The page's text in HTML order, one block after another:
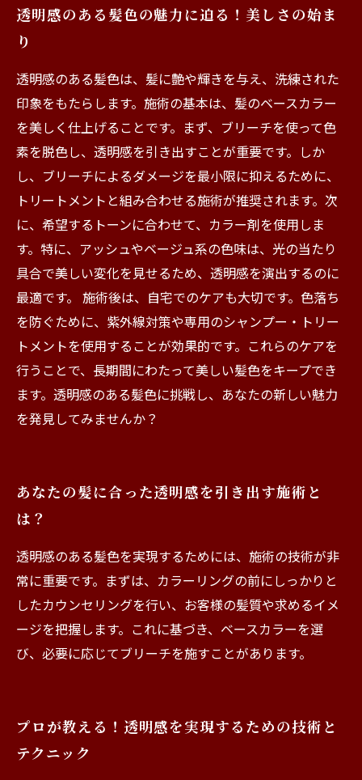
に
訣
お客様の声：施術後の変化と新たな自分の発見
理想の髪色を手に入れるためのまとめと今後の
トレンド
透明感のある髪色の魅力に迫る！美しさの始ま
り
透明感のある髪色は、髪に艶や輝きを与え、洗練された
印象をもたらします。施術の基本は、髪のベースカラー
を美しく仕上げることです。まず、ブリーチを使って色
素を脱色し、透明感を引き出すことが重要です。しか
し、ブリーチによるダメージを最小限に抑えるために、
トリートメントと組み合わせる施術が推奨されます。次
に、希望するトーンに合わせて、カラー剤を使用しま
す。特に、アッシュやベージュ系の色味は、光の当たり
具合で美しい変化を見せるため、透明感を演出するのに
最適です。 施術後は、自宅でのケアも大切です。色落ち
を防ぐために、紫外線対策や専用のシャンプー・トリー
トメントを使用することが効果的です。これらのケアを
行うことで、長期間にわたって美しい髪色をキープでき
ます。透明感のある髪色に挑戦し、あなたの新しい魅力
を発見してみませんか？
あなたの髪に合った透明感を引き出す施術と
は？
透明感のある髪色を実現するためには、施術の技術が非
常に重要です。まずは、カラーリングの前にしっかりと
したカウンセリングを行い、お客様の髪質や求めるイメ
ージを把握します。これに基づき、ベースカラーを選
び、必要に応じてブリーチを施すことがあります。
プロが教える！透明感を実現するための技術と
テクニック